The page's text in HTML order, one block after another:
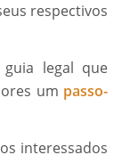
respectivos
legal que
um passo-
interessados